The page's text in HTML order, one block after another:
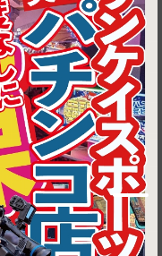
1
たばこすう+】